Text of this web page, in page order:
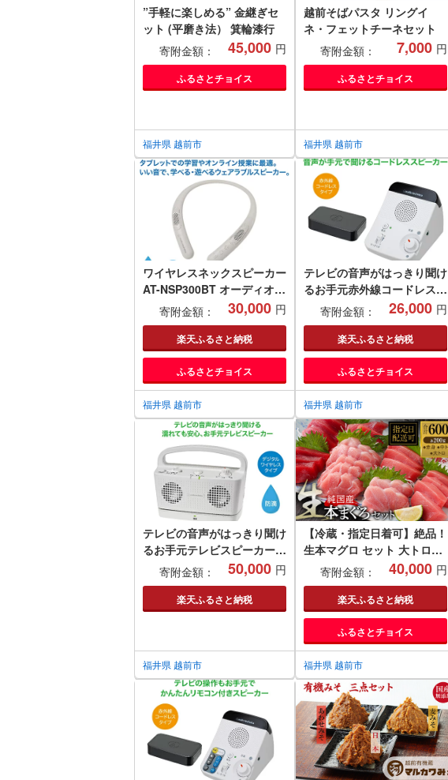
”手軽に楽しめる” 金継ぎセ
ット (平磨き法） 箕輪漆行
寄附金額：
45,000 円
ふるさとチョイス
福井県 越前市
越前そばパスタ リングイ
ネ・フェットチーネセット
寄附金額：
7,000 円
ふるさとチョイス
福井県 越前市
ワイヤレスネックスピーカー
AT-NSP300BT オーディオテ
クニカ / タブレットでの学習
やオンライン授業に最適 / 送
料無料 福井 越前市 武生 ス
ピーカー オンライン コード
レス キッチン 台所 リビング
居間 (18209)
寄附金額： 30,000 円
楽天ふるさと納税
ふるさとチョイス
福井県 越前市
テレビの音声がはっきり聞け
るお手元赤外線コードレスス
ピーカー/ 送料無料 福井 越
前市 武生 イヤホン 補聴器
介護 コードレス ポータブル
持ち運び 移動 キッチン 台所
リビング 居間 (18209)
寄附金額： 26,000 円
楽天ふるさと納税
ふるさとチョイス
福井県 越前市
テレビの音声がはっきり聞け
るお手元テレビスピーカー
ホワイト/ 送料無料 福井 越
前市 武生 イヤホン 補聴器
充電 キッチン 台所 リビング
居間 防滴 介護 コードレス
ち運び 移動 育児 おひるね
お昼寝 おひる寝(18209)
寄附金額： 50,000 円
楽天ふるさと納税
福井県 越前市
【冷蔵・指定日着可】絶品！
生本マグロ セット 大トロ
200g + 中トロ 200g + 赤身
200g （すべて柵どり）
寄附金額： 40,000 円
楽天ふるさと納税
ふるさとチョイス
福井県 越前市